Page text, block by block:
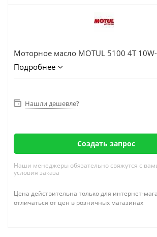
Моторное масло MOTUL 5100 4T
Подробнее
Нашли дешевле?
Создать запрос
Наши менеджеры обязательно свяжутся с
условия заказа
Цена действительна только для интернет-
отличаться от цен в розничных магазинах